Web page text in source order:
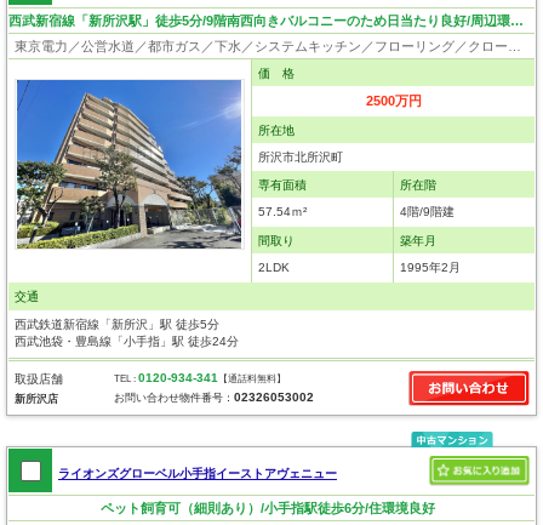
西武新宿線「新所沢駅」徒歩5分/9階南西向きバルコニーのため日当たり良好/周辺環境良好
価 格
2500万円
所在地
所沢市北所沢町
専有面積
57.54ｍ²
所在階
4階/9階建
間取り
2LDK
築年月
1995年2月
交通
西武鉄道新宿線「新所沢」駅 徒歩5分
西武池袋・豊島線「小手指」駅 徒歩24分
取扱店舗
新所沢店
TEL :0120-934-341 【通話料無料】
お問い合わせ物件番号：02326053002
ライオンズグローベル小手指イーストアヴェニュー
ペット飼育可（細則あり）/小手指駅徒歩6分/住環境良好